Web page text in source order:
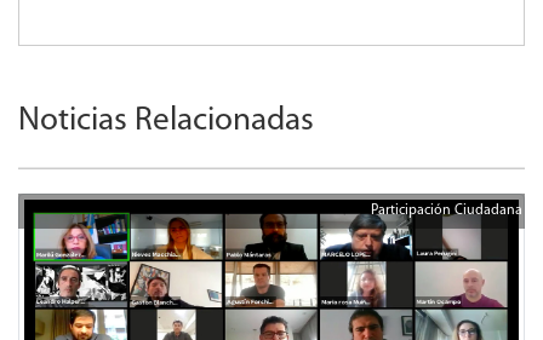
Noticias Relacionadas
Participación Ciudadana